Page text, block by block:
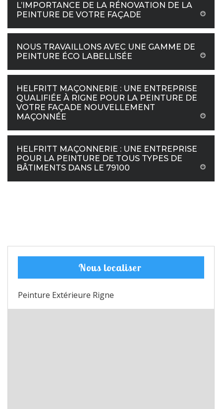
L’IMPORTANCE DE LA RÉNOVATION DE LA
PEINTURE DE VOTRE FAÇADE
NOUS TRAVAILLONS AVEC UNE GAMME DE
PEINTURE ÉCO LABELLISÉE
HELFRITT MAÇONNERIE : UNE ENTREPRISE
QUALIFIÉE À RIGNE POUR LA PEINTURE DE
VOTRE FAÇADE NOUVELLEMENT
MAÇONNÉE
HELFRITT MAÇONNERIE : UNE ENTREPRISE
POUR LA PEINTURE DE TOUS TYPES DE
BÂTIMENTS DANS LE 79100
Nous localiser
Peinture Extérieure Rigne